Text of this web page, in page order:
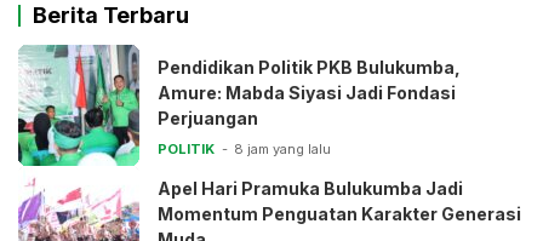
Berita Terbaru
Pendidikan Politik PKB Bulukumba,
Amure: Mabda Siyasi Jadi Fondasi
Perjuangan
POLITIK 8 jam yang lalu
Apel Hari Pramuka Bulukumba Jadi
Momentum Penguatan Karakter Generasi